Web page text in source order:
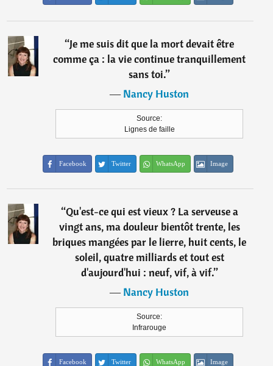
“Je me suis dit que la mort devait être
comme ça : la vie continue tranquillement
sans toi.”
―Nancy Huston
Source:
Lignes de faille
Facebook Twitter WhatsApp Image
“Qu'est-ce qui est vieux ? La serveuse a
vingt ans, ma douleur bientôt trente, les
briques mangées par le lierre, huit cents, le
soleil, quatre milliards et tout est
d'aujourd'hui : neuf, vif, à vif.”
―Nancy Huston
Source:
Infrarouge
Facebook Twitter WhatsApp Image